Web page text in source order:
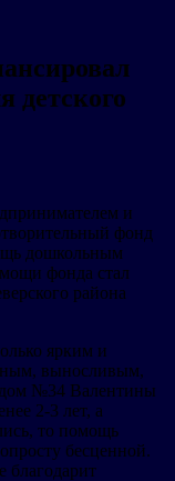
детского
и
фонд
дошкольным
фонда стал
района
ярким и
выносливым,
№34 Валентины
2-3 лет, а
то помощь
бесценной.
благодарит